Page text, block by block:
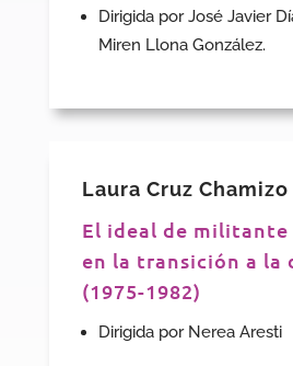
Dirigida por José Javier
Miren Llona González.
Laura Cruz Chamizo
El ideal de militante
en la transición a la
(1975-1982)
Dirigida por Nerea Aresti